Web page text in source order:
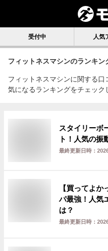
受付中 人気
フィットネスマシンのランキン
フィットネスマシンに関する口
気になるランキングをチェック
スタイリーボ
ト！人気の振
最終更新日時：
【買ってよ
パ最強！人気
は？
最終更新日時：